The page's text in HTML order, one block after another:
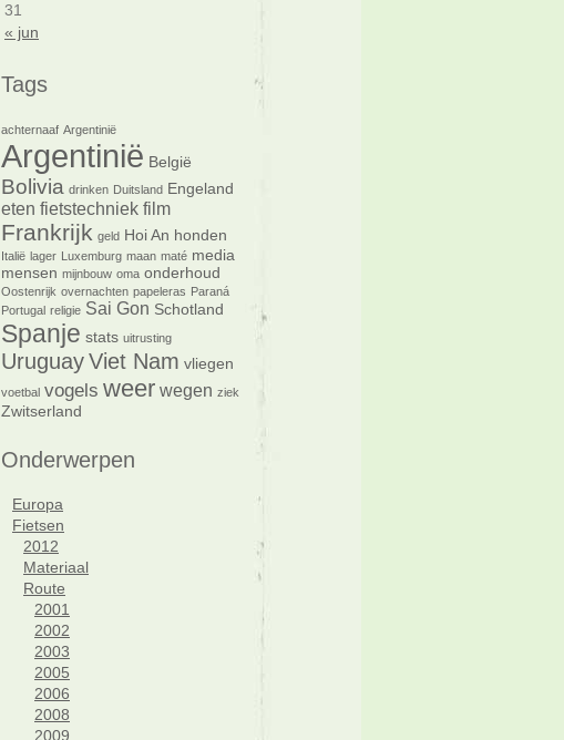
« jun
31
Tags
achternaaf Argentinië
Argentinië België
Bolivia drinken Duitsland Engeland
eten fietstechniek film
Frankrijk geld Hoi An honden
Italië lager Luxemburg maan maté media
mensen mijnbouw oma onderhoud
Oostenrijk overnachten papeleras Paraná
Portugal religie Sai Gon Schotland
Spanje stats uitrusting
UruguayViet Nam vliegen
voetbal vogels weer wegen ziek
Zwitserland
Onderwerpen
Europa
Fietsen
2012
Materiaal
Route
2001
2002
2003
2005
2006
2008
2009